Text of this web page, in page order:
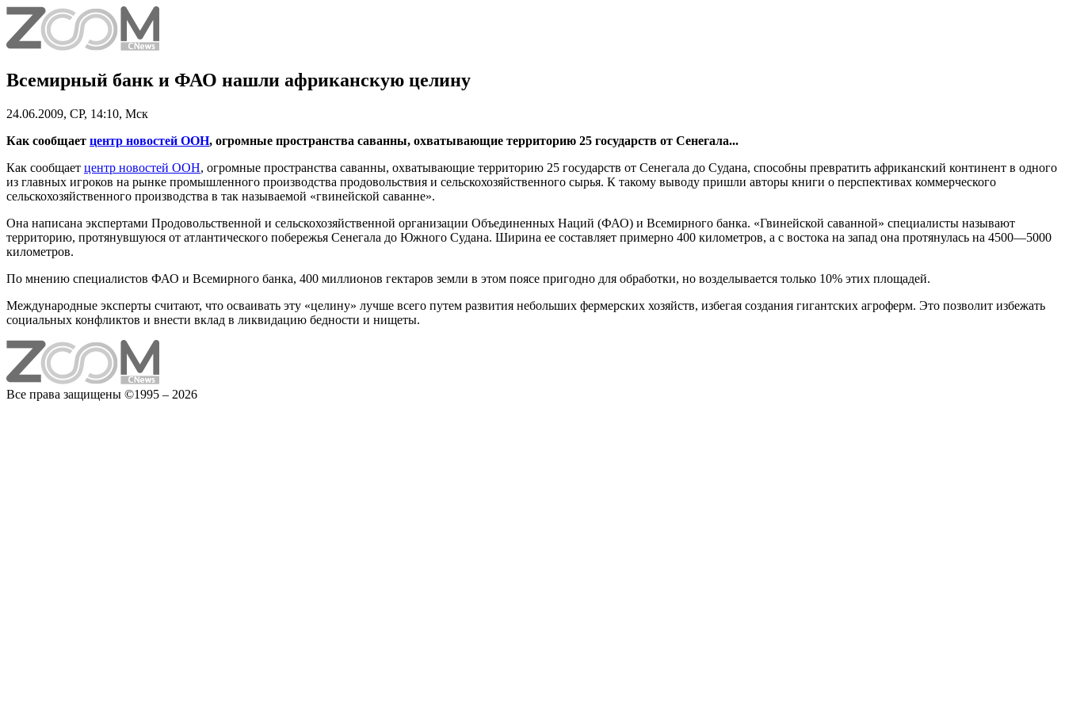
Всемирный банк и ФАО нашли африканскую целину
24.06.2009, СР, 14:10, Мск
Как сообщает центр новостей ООН, огромные пространства саванны, охватывающие территорию 25 государств от Сенегала...
Как сообщает центр новостей ООН, огромные пространства саванны, охватывающие территорию 25 государств от Сенегала до Судана, способны превратить африканский континент в одного
из главных игроков на рынке промышленного производства продовольствия и сельскохозяйственного сырья. К такому выводу пришли авторы книги о перспективах коммерческого
сельскохозяйственного производства в так называемой «гвинейской саванне».
Она написана экспертами Продовольственной и сельскохозяйственной организации Объединенных Наций (ФАО) и Всемирного банка. «Гвинейской саванной» специалисты называют
территорию, протянувшуюся от атлантического побережья Сенегала до Южного Судана. Ширина ее составляет примерно 400 километров, а с востока на запад она протянулась на 4500—5000
километров.
По мнению специалистов ФАО и Всемирного банка, 400 миллионов гектаров земли в этом поясе пригодно для обработки, но возделывается только 10% этих площадей.
Международные эксперты считают, что осваивать эту «целину» лучше всего путем развития небольших фермерских хозяйств, избегая создания гигантских агроферм. Это позволит избежать
социальных конфликтов и внести вклад в ликвидацию бедности и нищеты.
Все права защищены ©1995 – 2026